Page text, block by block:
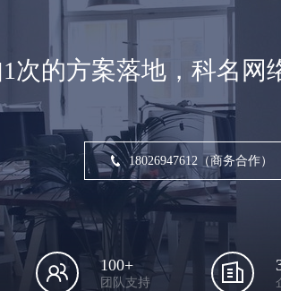
次的方案落地，科名网
18026947612（商务合作）
100+
团队支持